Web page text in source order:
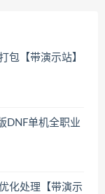
包【带演示站】
DNF单机全职业
化处理【带演示